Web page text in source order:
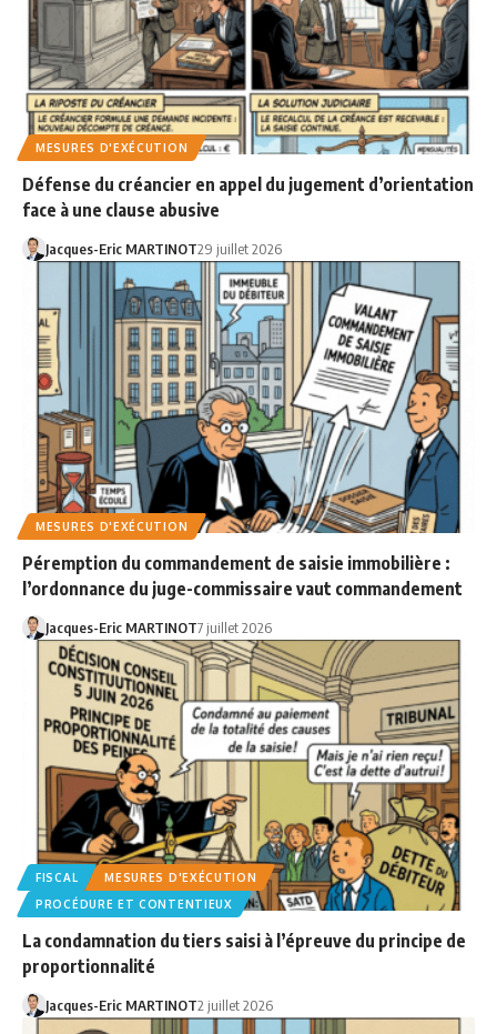
MESURES D'EXÉCUTION
Défense du créancier en appel du jugement d’orientation
face à une clause abusive
Jacques-Eric MARTINOT29 juillet 2026
MESURES D'EXÉCUTION
Péremption du commandement de saisie immobilière :
l’ordonnance du juge-commissaire vaut commandement
Jacques-Eric MARTINOT7 juillet 2026
FISCAL
MESURES D'EXÉCUTION
PROCÉDURE ET CONTENTIEUX
La condamnation du tiers saisi à l’épreuve du principe de
proportionnalité
Jacques-Eric MARTINOT2 juillet 2026